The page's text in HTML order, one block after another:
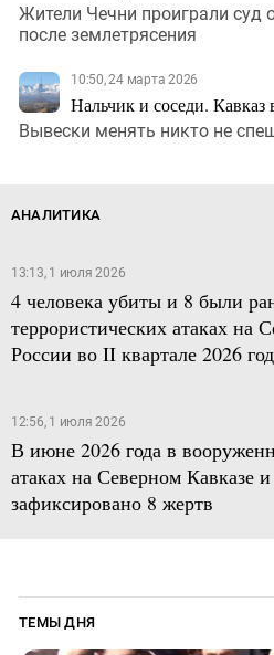
Жители Чечни проиграли суд
после землетрясения
10:50, 24 марта 2026
Нальчик и соседи. Кавказ
Вывески менять никто не
АНАЛИТИКА
13:13, 1 июля 2026
4 человека убиты и 8 были
террористических атаках на
России во II квартале 2026
12:56, 1 июля 2026
В июне 2026 года в
атаках на Северном Кавказе
зафиксировано 8 жертв
ТЕМЫ ДНЯ